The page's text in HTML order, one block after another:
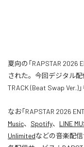
夏向の「RAPSTAR 2026
された。今回デジタル配
TRACK (Beat Swap Ver.)
なお「RAPSTAR 2026
Music、 Spotify、 LINE
Unlimitedなどの音楽配